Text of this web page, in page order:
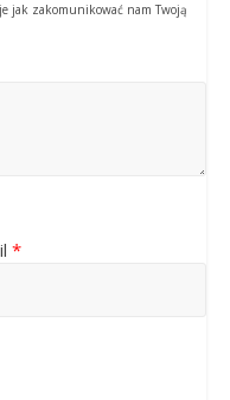
jak zakomunikować nam Twoją
*